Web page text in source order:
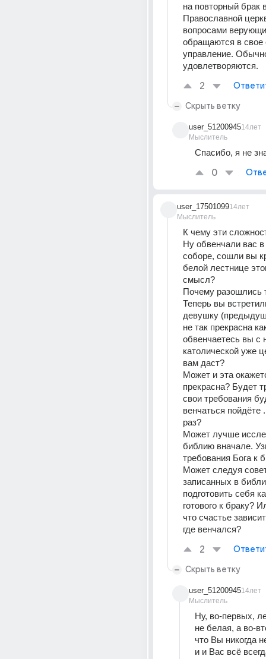
на повторный брак
Православной
вопросами
обращаются в свое
управление.
удовлетворяются.
2
Скрыть ветку
user_51200945
Мыслитель
14лет
Спасибо, я не
0
user_17501099
Мыслитель
14лет
К чему эти
Ну обвенчали вас
соборе, сошли вы
белой лестнице
смысл?
Почему разошлись
Теперь вы
девушку
не так прекрасна
обвенчаетесь вы с
католической уже
вам даст?
Может и эта
прекрасна? Будет
свои требования
венчаться
раз?
Может лучше
библию вначале.
требования Бога к
Может следуя
записанных в
подготовить себя
готового к браку?
что счастье
где венчался?
2
Скрыть ветку
user_51200945
Мыслитель
14лет
Ну, во-первых,
не белая, а во-
что Вы никогда
и и Вас всё